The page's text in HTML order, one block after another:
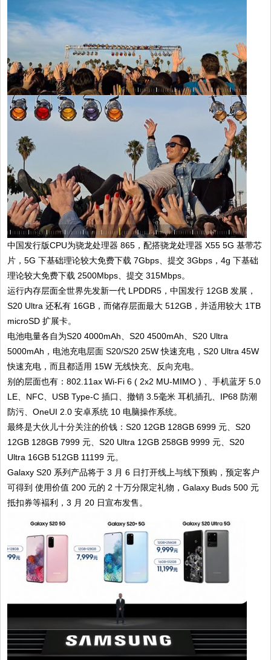
中国发行版CPU为骁龙处理器 865，配搭骁龙处理器 X55 5G 基带芯
片，5G 下基础理论较大免费下载 7Gbps、提交 3Gbps，4g 下基础
理论较大免费下载 2500Mbps、提交 315Mbps。
运行内存层面全世界先发新一代 LPDDR5，中国发行 12GB 发展，
S20 Ultra 还私有 16GB，而储存层面最大 512GB，并适用较大 1TB
microSD 扩展卡。
电池电量各自为S20 4000mAh、S20 4500mAh、S20 Ultra
5000mAh，电池充电层面 S20/S20 25W 快速充电，S20 Ultra 45W
快速充电，而且都适用 15W 无线快充、反向充电。
别的层面也有：802.11ax Wi-Fi 6 ( 2x2 MU-MIMO ) 、手机蓝牙 5.0
LE、NFC、USB Type-C 插口、撤销 3.5毫米 耳机插孔、IP68 防潮
防污、OneUI 2.0 安卓系统 10 电脑操作系统。
最终是大伙儿十分关注的价钱：S20 12GB 128GB 6999 元、S20
12GB 128GB 7999 元、S20 Ultra 12GB 258GB 9999 元、S20
Ultra 16GB 512GB 11199 元。
Galaxy S20 系列产品将于 3 月 6 日打开线上与线下预购，预定客户
可得到 使用价值 200 元的 2 十万分限定礼物，Galaxy Buds 500 元
抵扣券等褔利，3 月 20 日宣布发售。